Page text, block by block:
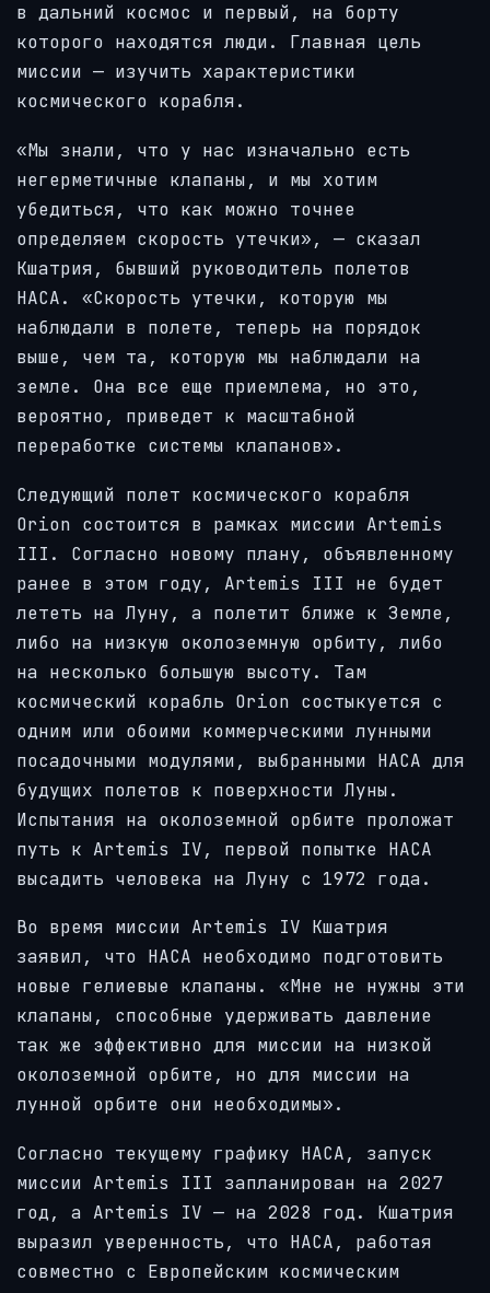
в дальний космос и первый, на борту
которого находятся люди. Главная цель
миссии — изучить характеристики
космического корабля.
«Мы знали, что у нас изначально есть
негерметичные клапаны, и мы хотим
убедиться, что как можно точнее
определяем скорость утечки», — сказал
Кшатрия, бывший руководитель полетов
НАСА. «Скорость утечки, которую мы
наблюдали в полете, теперь на порядок
выше, чем та, которую мы наблюдали на
земле. Она все еще приемлема, но это,
вероятно, приведет к масштабной
переработке системы клапанов».
Следующий полет космического корабля
Orion состоится в рамках миссии Artemis
III. Согласно новому плану, объявленному
ранее в этом году, Artemis III не будет
лететь на Луну, а полетит ближе к Земле,
либо на низкую околоземную орбиту, либо
на несколько большую высоту. Там
космический корабль Orion состыкуется с
одним или обоими коммерческими лунными
посадочными модулями, выбранными НАСА для
будущих полетов к поверхности Луны.
Испытания на околоземной орбите проложат
путь к Artemis IV, первой попытке НАСА
высадить человека на Луну с 1972 года.
Во время миссии Artemis IV Кшатрия
заявил, что НАСА необходимо подготовить
новые гелиевые клапаны. «Мне не нужны эти
клапаны, способные удерживать давление
так же эффективно для миссии на низкой
околоземной орбите, но для миссии на
лунной орбите они необходимы».
Согласно текущему графику НАСА, запуск
миссии Artemis III запланирован на 2027
год, а Artemis IV — на 2028 год. Кшатрия
выразил уверенность, что НАСА, работая
совместно с Европейским космическим